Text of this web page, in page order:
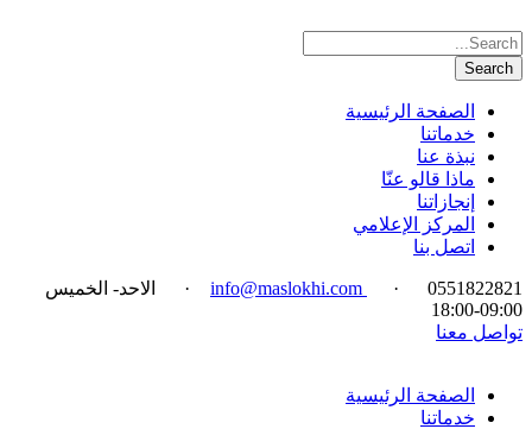
الصفحة الرئيسية
خدماتنا
نبذة عنا
ماذا قالو عنّا
إنجازاتنا
المركز الإعلامي
اتصل بنا
0551822821
·
·
الاحد- الخميس
09:00-18:00
تواصل معنا
الصفحة الرئيسية
خدماتنا